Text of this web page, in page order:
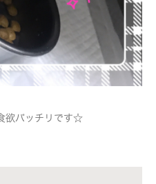
欲バッチリです☆